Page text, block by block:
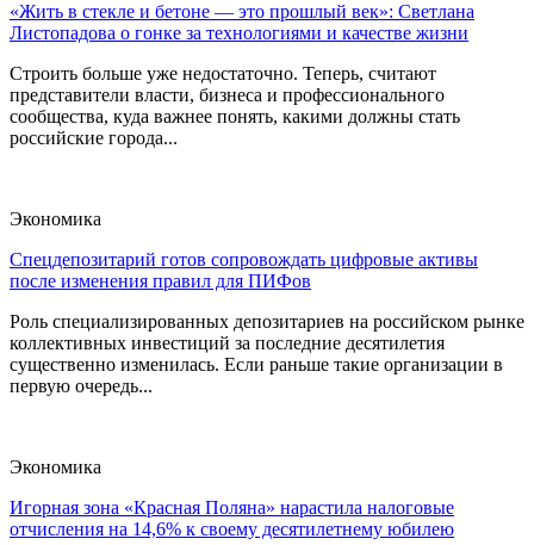
«Жить в стекле и бетоне — это прошлый век»: Светлана
Листопадова о гонке за технологиями и качестве жизни
Строить больше уже недостаточно. Теперь, считают
представители власти, бизнеса и профессионального
сообщества, куда важнее понять, какими должны стать
российские города...
Экономика
Спецдепозитарий готов сопровождать цифровые активы
после изменения правил для ПИФов
Роль специализированных депозитариев на российском рынке
коллективных инвестиций за последние десятилетия
существенно изменилась. Если раньше такие организации в
первую очередь...
Экономика
Игорная зона «Красная Поляна» нарастила налоговые
отчисления на 14,6% к своему десятилетнему юбилею